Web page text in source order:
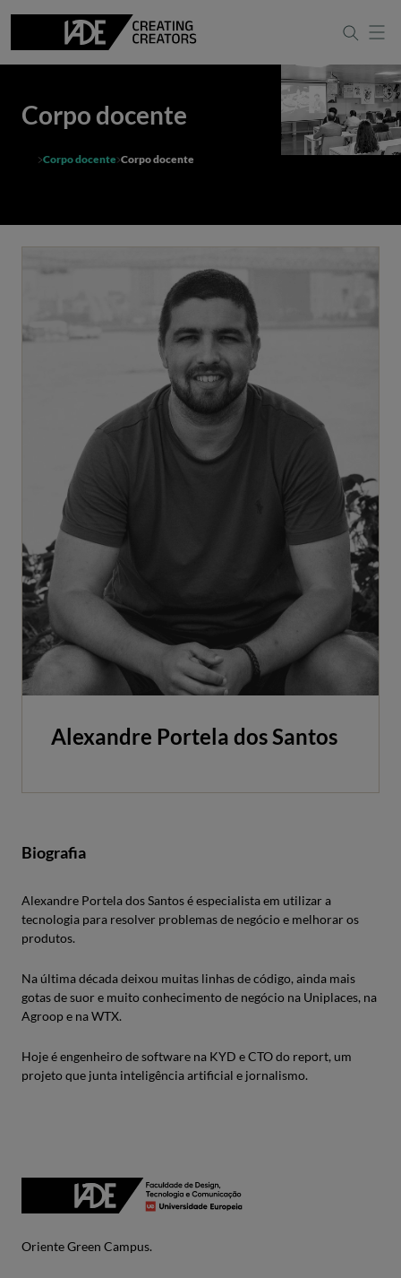
Corpo docente
Corpo docente Corpo docente
Alexandre Portela dos Santos
Biografia
Alexandre Portela dos Santos é especialista em utilizar a
tecnologia para resolver problemas de negócio e melhorar os
produtos.
Na última década deixou muitas linhas de código, ainda mais
gotas de suor e muito conhecimento de negócio na Uniplaces, na
Agroop e na WTX.
Hoje é engenheiro de software na KYD e CTO do report, um
projeto que junta inteligência artificial e jornalismo.
Oriente Green Campus.